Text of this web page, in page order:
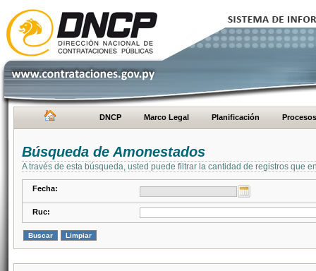
DNCP Marco Legal Planificación Procesos
Búsqueda de Amonestados
A través de esta búsqueda, usted puede filtrar la cantidad de registros que
Fecha:
Ruc: